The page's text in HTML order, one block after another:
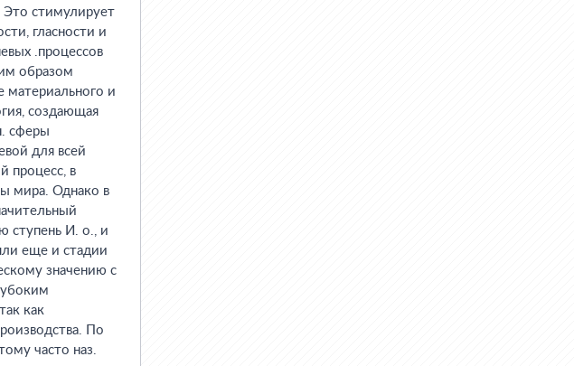
Это стимулирует
гласности и
.процессов
образом
материального и
создающая
сферы
для всей
процесс, в
мира. Однако в
ступень И. о., и
еще и стадии
значению с
как
По
часто наз.